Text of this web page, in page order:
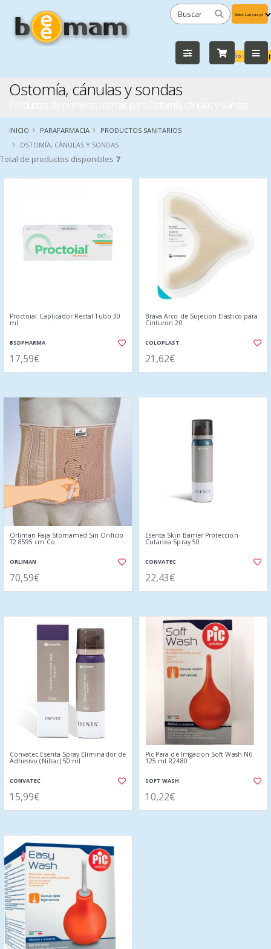
by
Ostomía, cánulas y sondas
INICIO PARAFARMACIA
PRODUCTOS SANITARIOS
OSTOMÍA, CÁNULAS Y SONDAS
Total de productos disponibles 7
Proctoial Caplicador Rectal Tubo 30
ml
BSDPHARMA
17,59€
Brava Arco de Sujecion Elastico para
Cinturon 20
COLOPLAST
21,62€
Orliman Faja Stomamed Sin Orificio
T2 8595 cm Co
ORLIMAN
70,59€
Esenta Skin Barrier Proteccion
Cutanea Spray 50
CONVATEC
22,43€
Convatec Esenta Spray Eliminador de
Adhesivo (Niltac) 50 ml
CONVATEC
15,99€
Pic Pera de Irrigacion Soft Wash N6
125 ml R2480
SOFT WASH
10,22€